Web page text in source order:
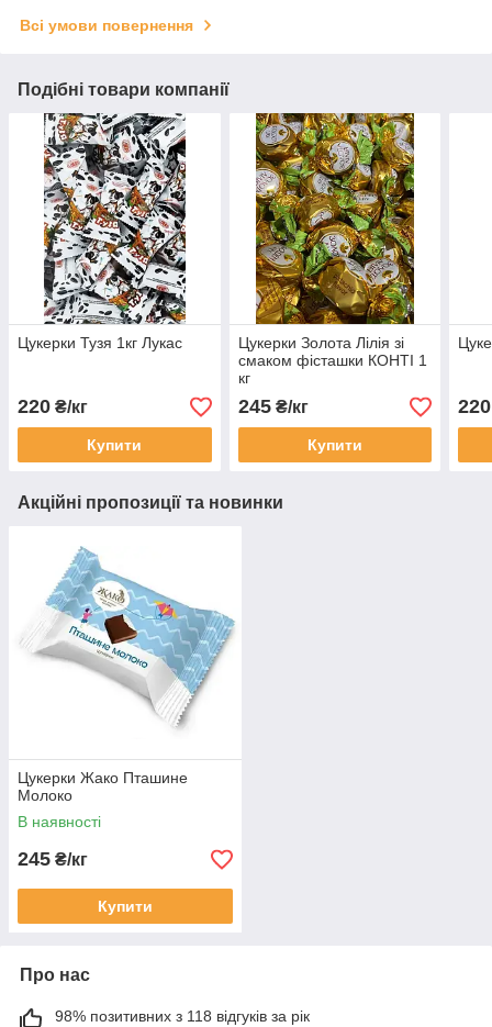
Всі умови повернення
Подібні товари компанії
Цукерки Тузя 1кг Лукас
220 ₴/кг
Купити
Цукерки Золота Лілія зі
смаком фісташки КОНТІ 1
кг
245₴/кг
Купити
220
Акційні пропозиції та новинки
Цукерки Жако Пташине
Молоко
В наявності
245 ₴/кг
Купити
Про нас
98% позитивних з 118 відгуків за рік